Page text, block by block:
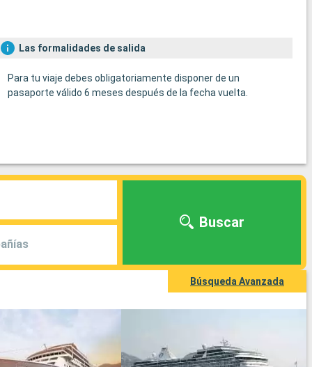
Las formalidades de salida
Para tu viaje debes obligatoriamente disponer de un
pasaporte válido 6 meses después de la fecha vuelta.
Buscar
Búsqueda Avanzada